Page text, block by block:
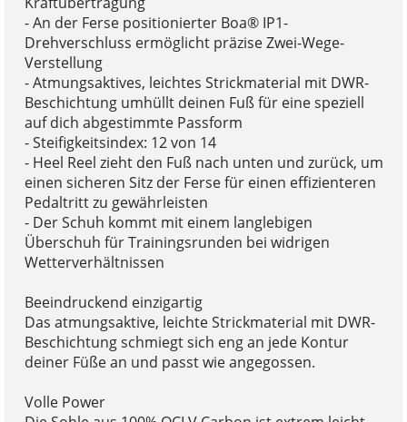
- An der Ferse positionierter Boa® IP1-
Drehverschluss ermöglicht präzise Zwei-Wege-
Verstellung
- Atmungsaktives, leichtes Strickmaterial mit DWR-
Beschichtung umhüllt deinen Fuß für eine speziell
auf dich abgestimmte Passform
- Steifigkeitsindex: 12 von 14
- Heel Reel zieht den Fuß nach unten und zurück, um
einen sicheren Sitz der Ferse für einen effizienteren
Pedaltritt zu gewährleisten
- Der Schuh kommt mit einem langlebigen
Überschuh für Trainingsrunden bei widrigen
Wetterverhältnissen
Beeindruckend einzigartig
Das atmungsaktive, leichte Strickmaterial mit DWR-
Beschichtung schmiegt sich eng an jede Kontur
deiner Füße an und passt wie angegossen.
Volle Power